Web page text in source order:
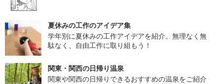
夏休みの工作のアイデア集
学年別に夏休みの工作アイデアを紹介。無理なく無
駄なく、自由工作に取り組もう！
関東・関西の日帰り温泉
関東や関西の日帰りできるおすすめの温泉をご紹介